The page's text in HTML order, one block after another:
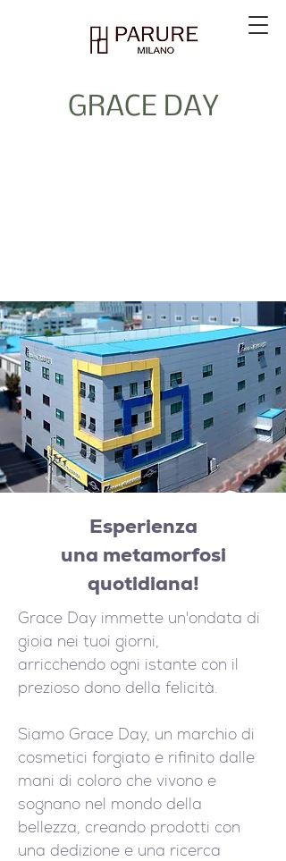
GRACE DAY
Esperienza
una metamorfosi
quotidiana!
Grace Day immette un'ondata di
gioia nei tuoi giorni,
arricchendo ogni istante con il
prezioso dono della felicità.
Siamo Grace Day, un marchio di
cosmetici forgiato e rifinito dalle
mani di coloro che vivono e
sognano nel mondo della
bellezza, creando prodotti con
una dedizione e una ricerca